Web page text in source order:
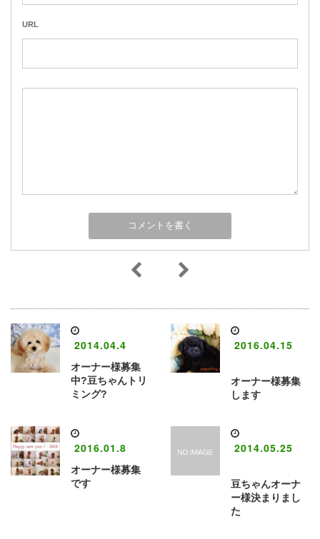
URL
2014.04.4
オーナー様募集
中?豆ちゃんトリ
ミング?
2016.04.15
オーナー様募集
します
2016.01.8
オーナー様募集
です
2014.05.25
豆ちゃんオーナ
ー様決まりまし
た